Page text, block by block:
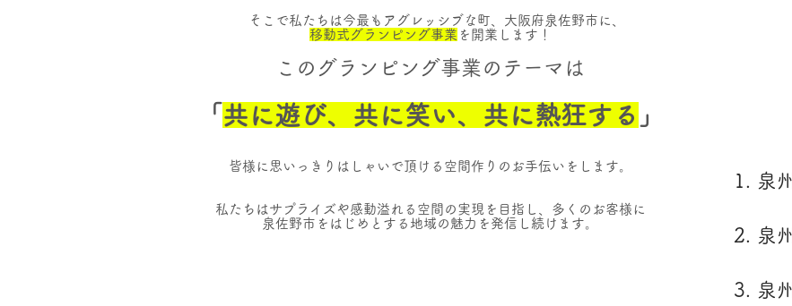
泉
泉
泉
そこで私たちは今最もアグレッシブな町、大阪府泉佐野市に、
移動式グランピング事業 を開業します！
このグランピング事業のテーマは
「 共に遊び、共に笑い、共に熱狂する 」
皆様に思いっきりはしゃいで頂ける空間作りのお手伝いをします。
私たちはサプライズや感動溢れる空間の実現を目指し、多くのお客様に
​泉佐野市をはじめとする地域の魅力を発信し続けます。